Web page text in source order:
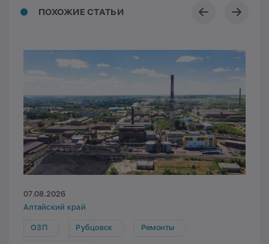
ПОХОЖИЕ СТАТЬИ
07.08.2026
Алтайский край
ОЗП Рубцовск Ремонты